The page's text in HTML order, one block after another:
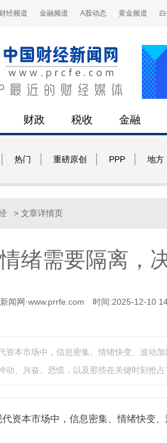
财经频道 金融频道 A股动态 黄金频道
财政 税收 金融
热门 重磅原创 PPP 地方
> 文章详情页
情绪需要隔离，
闻网·www.prrfe.com 时间:2025-12-10
资本市场中，信息密集、情绪快变、波动
动、兴奋、恐慌，以及那些在关键时刻抢
代资本市场中，信息密集、情绪快变、